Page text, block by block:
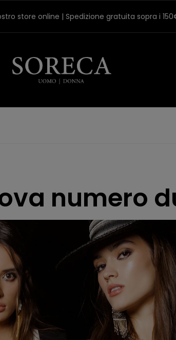
store online | Spedizione gratuita sopra i
numero